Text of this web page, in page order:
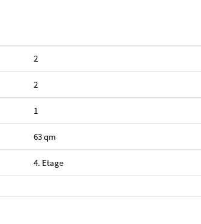
2
2
1
63 qm
4. Etage